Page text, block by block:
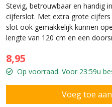
Stevig, betrouwbaar en handig
cijferslot. Met extra grote
slot ook gemakkelijk kunnen
lengte van 120 cm en een
8,95
Op voorraad. Voor 23:59u